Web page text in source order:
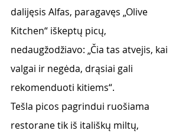
dalijęsis Alfas, paragavęs „Olive
Kitchen“ iškeptų picų,
nedaugžodžiavo: „Čia tas atvejis, kai
valgai ir negėda, drąsiai gali
rekomenduoti kitiems“.
Tešla picos pagrindui ruošiama
restorane tik iš itališkų miltų,